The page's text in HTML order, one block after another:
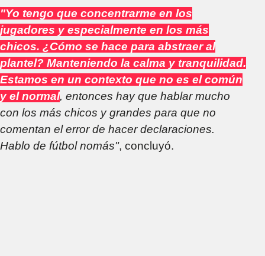
"Yo tengo que concentrarme en los
jugadores y especialmente en los más
chicos. ¿Cómo se hace para abstraer al
plantel? Manteniendo la calma y tranquilidad.
Estamos en un contexto que no es el común
y el normal, entonces hay que hablar mucho
con los más chicos y grandes para que no
comentan el error de hacer declaraciones.
Hablo de fútbol nomás", concluyó.